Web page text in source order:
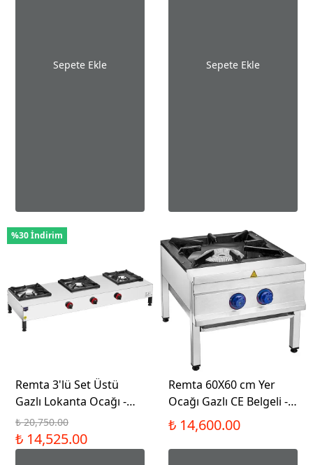
Sepete Ekle Sepete Ekle
%30 İndirim
Remta 3'lü Set Üstü
Gazlı Lokanta Ocağı -
CEJ24
₺ 20,750.00
₺ 14,525.00
Remta 60X60 cm Yer
Ocağı Gazlı CE Belgeli -
CEJ31
₺ 14,600.00